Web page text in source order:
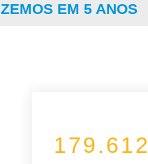
179.612
EM 5 ANOS